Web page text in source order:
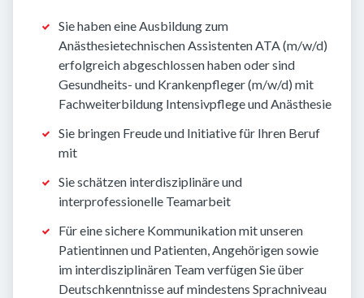
Sie haben eine Ausbildung zum
Anästhesietechnischen Assistenten ATA (m/w/d)
erfolgreich abgeschlossen haben oder sind
Gesundheits- und Krankenpfleger (m/w/d) mit
Fachweiterbildung Intensivpflege und Anästhesie
Sie bringen Freude und Initiative für Ihren Beruf
mit
Sie schätzen interdisziplinäre und
interprofessionelle Teamarbeit
Für eine sichere Kommunikation mit unseren
Patientinnen und Patienten, Angehörigen sowie
im interdisziplinären Team verfügen Sie über
Deutschkenntnisse auf mindestens Sprachniveau